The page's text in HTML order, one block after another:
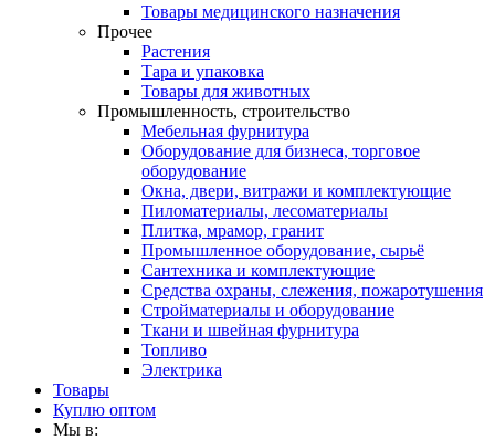
Товары медицинского назначения
Прочее
Растения
Тара и упаковка
Товары для животных
Промышленность, строительство
Мебельная фурнитура
Оборудование для бизнеса, торговое
оборудование
Окна, двери, витражи и комплектующие
Пиломатериалы, лесоматериалы
Плитка, мрамор, гранит
Промышленное оборудование, сырьё
Сантехника и комплектующие
Средства охраны, слежения, пожаротушения
Стройматериалы и оборудование
Ткани и швейная фурнитура
Топливо
Электрика
Товары
Куплю оптом
Мы в: